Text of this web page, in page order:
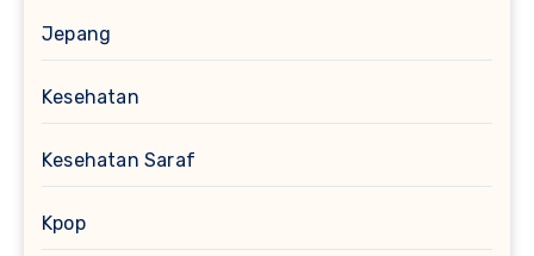
Jepang
Kesehatan
Kesehatan Saraf
Kpop